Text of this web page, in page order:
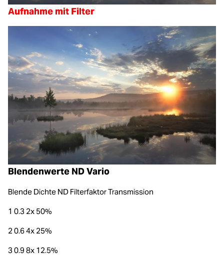
Aufnahme mit Filter
Blendenwerte ND Vario
Blende Dichte ND Filterfaktor Transmission
1 0.3 2x 50%
2 0.6 4x 25%
3 0.9 8x 12.5%